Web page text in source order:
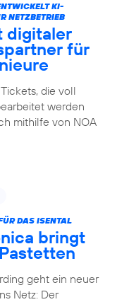
KI-
NETZBETRIEB
digitaler
für
die voll
werden
mithilfe von NOA
DAS ISENTAL
bringt
geht ein neuer
Netz: Der